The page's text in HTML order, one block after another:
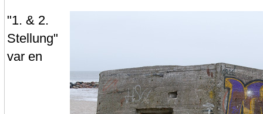
"1. & 2.
Stellung"
var en